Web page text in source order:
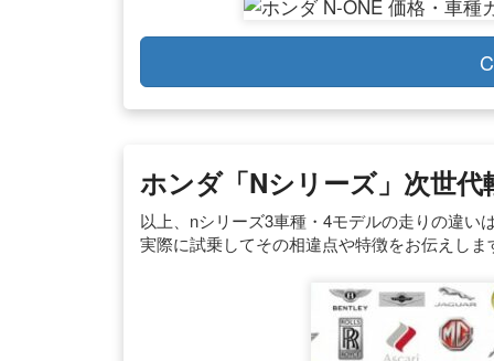
ホンダ「Nシリーズ」次世
以上、nシリーズ3車種・4モデルの走りの違
実際に試乗してその相違点や特徴をお伝えし